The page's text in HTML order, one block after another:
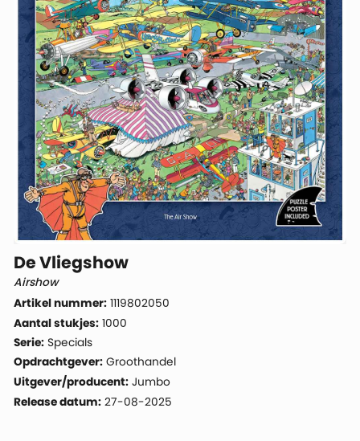
De Vliegshow
Airshow
Artikel nummer: 1119802050
Aantal stukjes: 1000
Serie: Specials
Opdrachtgever: Groothandel
Uitgever/producent: Jumbo
Release datum: 27-08-2025